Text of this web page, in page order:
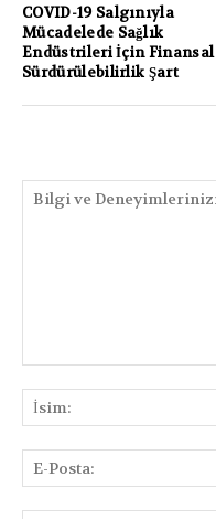
COVID-19 Salgınıyla
Mücadelede Sağlık
Endüstrileri İçin Finansal
Sürdürülebilirlik Şart
ve
Deneyimlerinizi